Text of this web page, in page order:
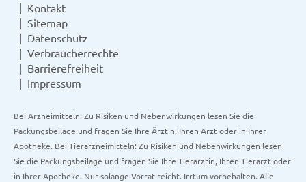
Kontakt
Sitemap
Datenschutz
Verbraucherrechte
Barrierefreiheit
Impressum
Bei Arzneimitteln: Zu Risiken und Nebenwirkungen lesen Sie die
Packungsbeilage und fragen Sie Ihre Ärztin, Ihren Arzt oder in Ihrer
Apotheke. Bei Tierarzneimitteln: Zu Risiken und Nebenwirkungen lesen
Sie die Packungsbeilage und fragen Sie Ihre Tierärztin, Ihren Tierarzt oder
in Ihrer Apotheke. Nur solange Vorrat reicht. Irrtum vorbehalten. Alle